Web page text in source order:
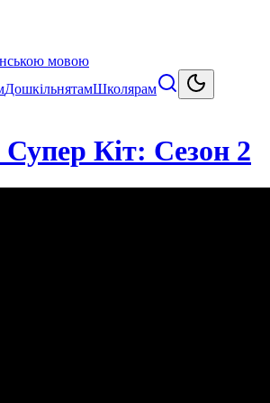
мовою
ДошкільнятамШколярам
Супер Кіт: Сезон 2